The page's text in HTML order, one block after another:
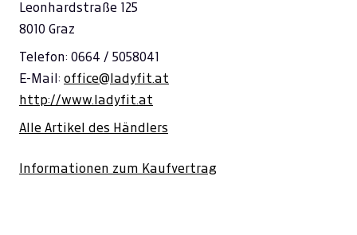
Leonhardstraße 125
8010 Graz
Telefon: 0664 / 5058041
E-Mail: office@ladyfit.at
http://www.ladyfit.at
Alle Artikel des Händlers
Informationen zum Kaufvertrag